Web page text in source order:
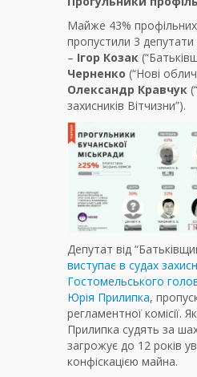
Майже 43% профільних
пропустили 3 депутати
– Ігор Козак
Черненко (“Нові
Олександр Кравчук
захисників Вітчизни”).
Депутат від
виступає в судах
Гостомельського
Юрія Прилипка,
регламентної комісії.
Прилипка судять за
загрожує до 12 років
конфіскацією майна.